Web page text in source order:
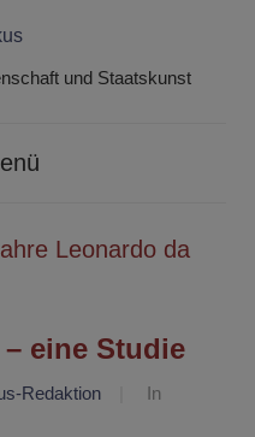
und Staatskunst
Leonardo da
eine Studie
Redaktion
In